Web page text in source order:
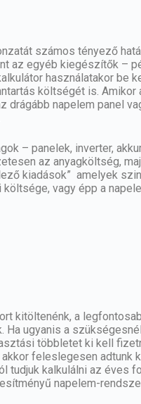
számos tényező
az egyéb kiegészítők –
használatakor be
költségét is. Amikor
drágább napelem panel
– panelek, inverter,
az anyagköltség,
kiadások” amelyek
vagy épp a
kitöltenénk, a
ugyanis a
többletet ki kell
feleslegesen adtunk
tudjuk kalkulálni az éves
napelem-